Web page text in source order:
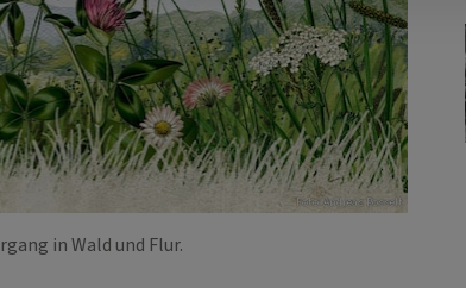
Foto: Andreas Posselt
in Wald und Flur.